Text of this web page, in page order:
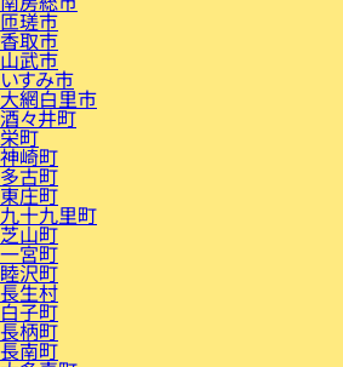
匝瑳市
香取市
山武市
いすみ市
大網白里市
酒々井町
栄町
神崎町
多古町
東庄町
九十九里町
芝山町
一宮町
睦沢町
長生村
白子町
長柄町
長南町